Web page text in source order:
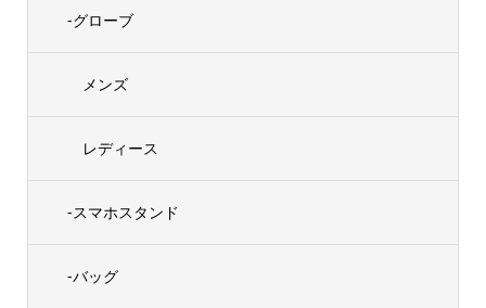
-グローブ
メンズ
レディース
-スマホスタンド
-バッグ